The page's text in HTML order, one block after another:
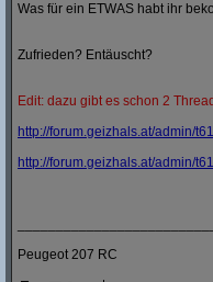
Was für ein ETWAS habt ihr
Zufrieden? Entäuscht?
Edit: dazu gibt es schon 2
http://forum.geizhals.at/admin/
http://forum.geizhals.at/admin/
Peugeot 207 RC